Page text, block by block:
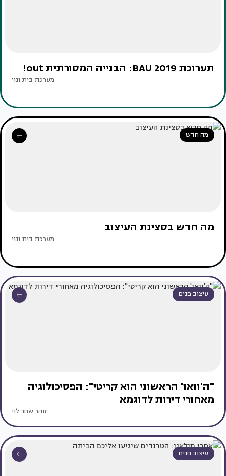
תערוכת BAU 2019: הבנייה המסורתית out!
מערכת בית ונוי
מה חדש
מה חדש בסצינת העיצוב
מערכת בית ונוי
עיצוב פנים
"ה'וואו' הראשוני הוא קריטי": הפסיכולוגיה
מאחורי דירות לדוגמא
זוהר שחר לוי
עיצוב פנים